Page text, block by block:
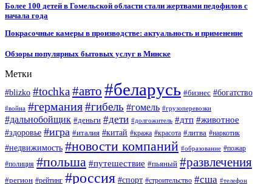
Более 100 детей в Гомельской области стали жертвами педофилов с
начала года
Покрасочные камеры в производстве: актуальность и применение
Обзоры популярных бытовых услуг в Минске
Метки
#blizko #tochka#авто #беларусь #бизнес #богатство
#война #германия#гибель #гомель #грузоперевозки
#дальнобойщик #деньги #дети #долгожитель #дтп #животное
#здоровье #игра #италия #китай #кража #красота #литва #наркотик
#недвижимость #новости компаний #образование #пожар
#полиция #польша #путешествие #пьяный #развлечения
#регион #рейтинг #россия #спорт #строительство #сша #телефон